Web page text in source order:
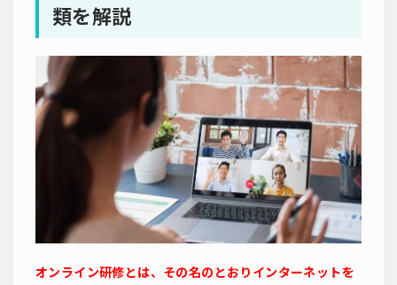
類を解説
オンライン研修とは、その名のとおりインターネットを